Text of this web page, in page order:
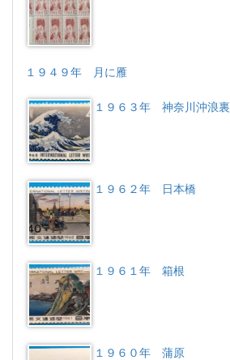
１９４９年 月に雁
１９６３年 神奈川沖浪裏
１９６２年 日本橋
１９６１年 箱根
１９６０年 蒲原